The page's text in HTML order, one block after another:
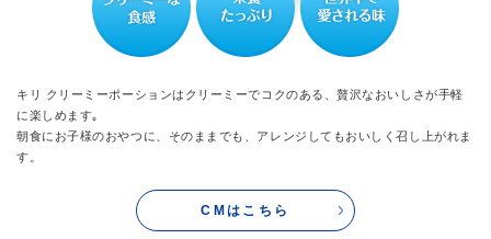
キリ クリーミーポーションはクリーミーでコクのある、贅沢なおいしさが手軽
に楽しめます｡
朝食にお子様のおやつに、そのままでも、アレンジしてもおいしく召し上がれま
す。
CMはこちら